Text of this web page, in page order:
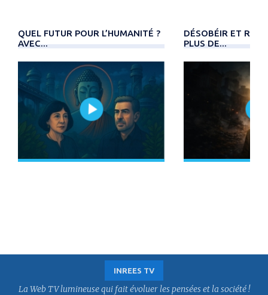
QUEL FUTUR POUR L’HUMANITÉ ?
AVEC...
DÉSOBÉIR ET
PLUS DE...
INREES TV
La Web TV lumineuse qui fait évoluer les pensées et la société !